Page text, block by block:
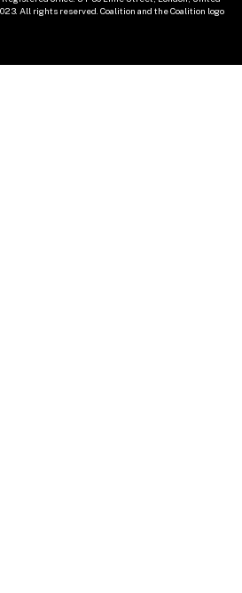
All rights reserved. Coalition and the Coalition logo